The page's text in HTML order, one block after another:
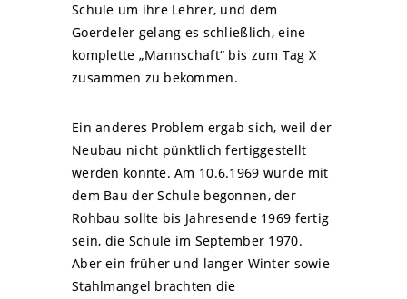
Schule um ihre Lehrer, und dem
Goerdeler gelang es schließlich, eine
komplette „Mannschaft“ bis zum Tag X
zusammen zu bekommen.
Ein anderes Problem ergab sich, weil der
Neubau nicht pünktlich fertiggestellt
werden konnte. Am 10.6.1969 wurde mit
dem Bau der Schule begonnen, der
Rohbau sollte bis Jahresende 1969 fertig
sein, die Schule im September 1970.
Aber ein früher und langer Winter sowie
Stahlmangel brachten die